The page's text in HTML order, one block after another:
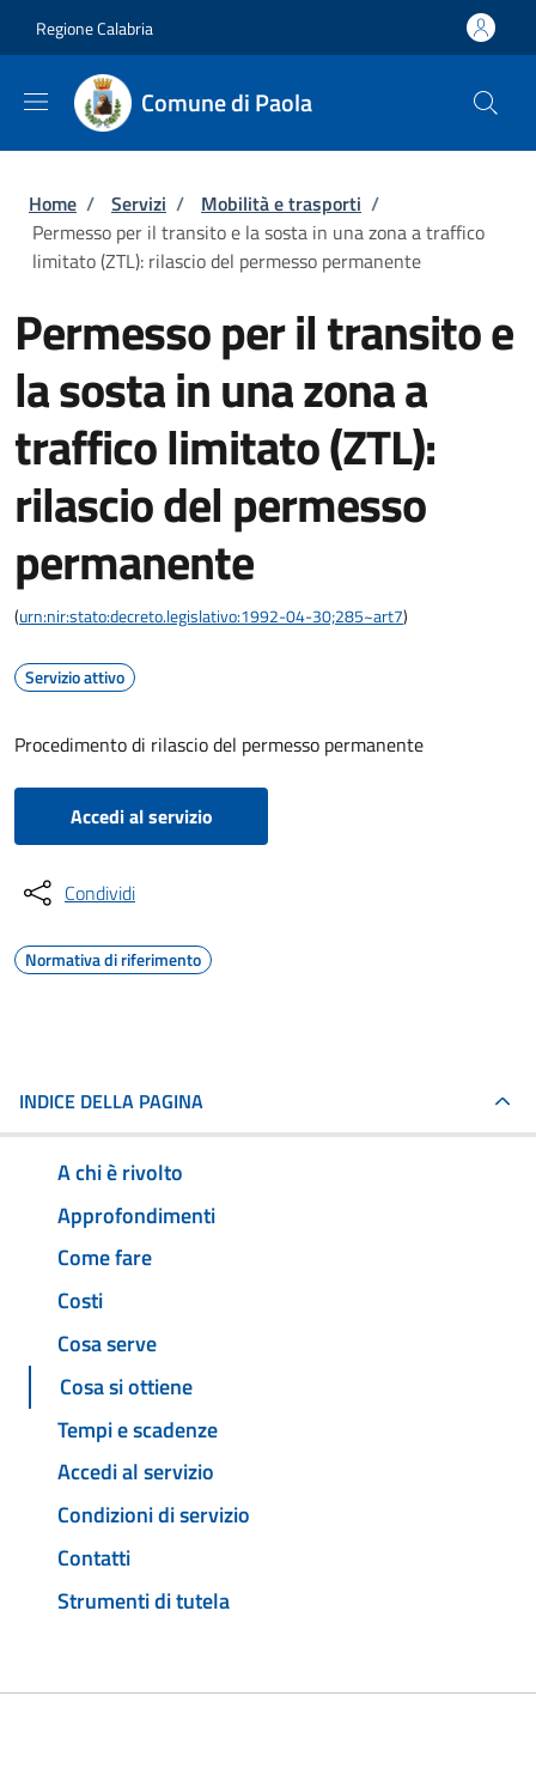
Regione Calabria
Comune di Paola
Briciole di pane
Home / Servizi / Mobilità e trasporti /
Permesso per il transito e la sosta in una zona a traffico
limitato (ZTL): rilascio del permesso permanente
Permesso per il transito e
la sosta in una zona a
traffico limitato (ZTL):
rilascio del permesso
permanente
(urn:nir:stato:decreto.legislativo:1992-04-30;285~art7)
Servizio attivo
Procedimento di rilascio del permesso permanente
Accedi al servizio
Condividi
Normativa di riferimento
INDICE DELLA PAGINA
A chi è rivolto
Approfondimenti
Come fare
Costi
Cosa serve
Cosa si ottiene
Tempi e scadenze
Accedi al servizio
Condizioni di servizio
Contatti
Strumenti di tutela